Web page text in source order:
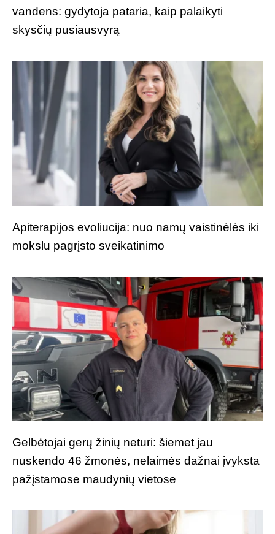
vandens: gydytoja pataria, kaip palaikyti
skysčių pusiausvyrą
Apiterapijos evoliucija: nuo namų vaistinėlės iki
mokslu pagrįsto sveikatinimo
Gelbėtojai gerų žinių neturi: šiemet jau
nuskendo 46 žmonės, nelaimės dažnai įvyksta
pažįstamose maudynių vietose